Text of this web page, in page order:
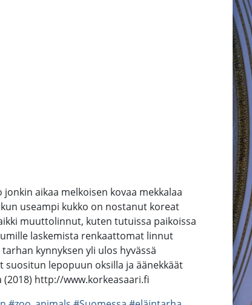
aikaa melkoisen kovaa mekkalaa
useampi kukko on nostanut koreat
muuttolinnut, kuten tutuissa paikoissa
laskemista renkaattomat linnut
kynnyksen yli ulos hyvässä
lepopuun oksilla ja äänekkäät
http://www.korkeasaari.fi